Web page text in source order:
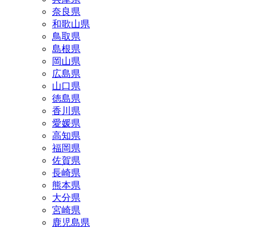
奈良県
和歌山県
鳥取県
島根県
岡山県
広島県
山口県
徳島県
香川県
愛媛県
高知県
福岡県
佐賀県
長崎県
熊本県
大分県
宮崎県
鹿児島県